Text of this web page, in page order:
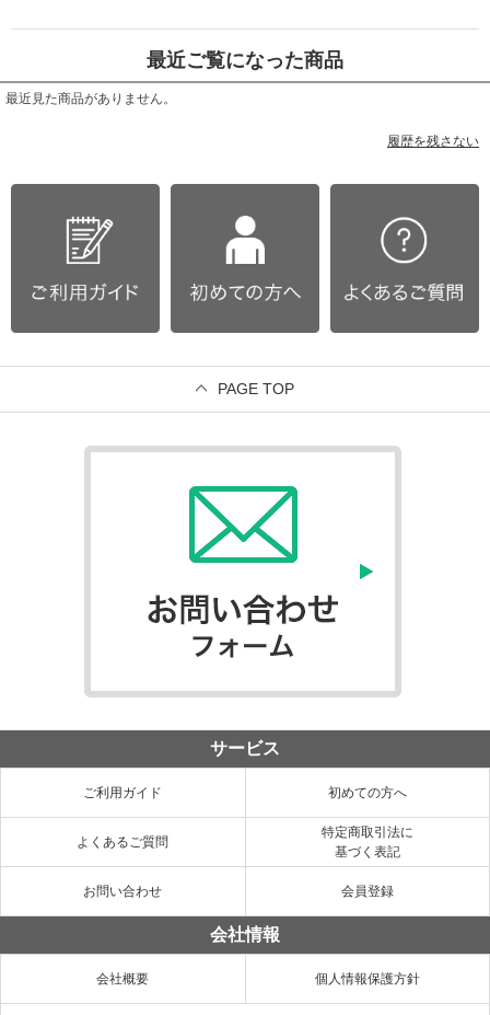
最近ご覧になった商品
最近見た商品がありません。
履歴を残さない
PAGE TOP
サービス
ご利用ガイド 初めての方へ
よくあるご質問
特定商取引法に
基づく表記
お問い合わせ 会員登録
会社情報
会社概要 個人情報保護方針